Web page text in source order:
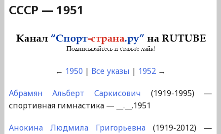
СССР — 1951
← 1950 | Все указы | 1952→
Абрамян Альберт Саркисович (1919-1995) —
спортивная гимнастика — __.__.1951
Анокина Людмила Григорьевна(1919-2012) —